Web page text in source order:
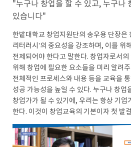
"누구나 창업을 할 수 있고, 누구나
있습니다"
한밭대학교 창업지원단의 송우용 단장은
리터러시’의 중요성을 강조하며, 이를 위
전제되어야 한다고 말한다. 창업자로서
위해 창업에 필요한 요소들을 미리 알려
전체적인 프로세스와 내용 등을 교육을
성공 가능성을 높일 수 있다. 누구나 창업
창업가가 될 수 있기에, 우리는 항상 기업
한다. 이것이 창업교육의 기본이자 첫 발